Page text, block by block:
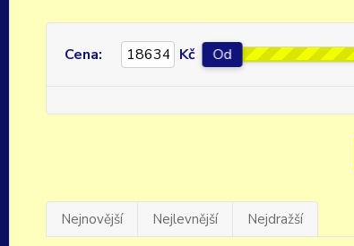
Cena: Kč Od
Nejnovější Nejlevnější Nejdražší